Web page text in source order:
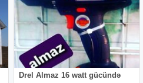
Drel Almaz 16 watt gücündə